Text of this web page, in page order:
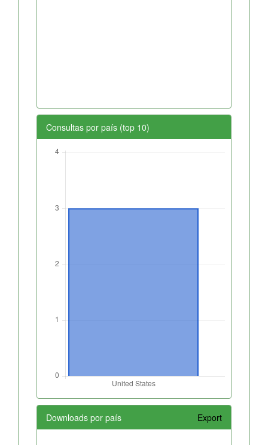
Consultas por país (top 10)
Downloads por país Export